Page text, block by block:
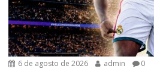
6 de agosto de 2026 admin 0